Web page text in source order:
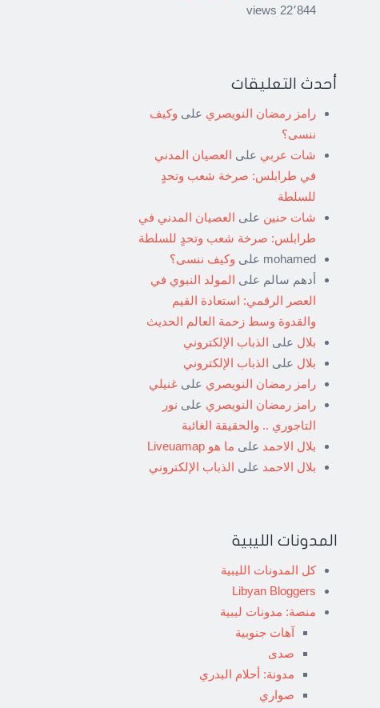
22٬844 views
أحدث التعليقات
رامز رمضان النويصري على وكيف
ننسى؟
شات عربي على العصيان المدني
في طرابلس: صرخة شعب وتحدٍ
للسلطة
شات حنين على العصيان المدني في
طرابلس: صرخة شعب وتحدٍ للسلطة
mohamed على وكيف ننسى؟
أدهم سالم على المولد النبوي في
العصر الرقمي: استعادة القيم
والقدوة وسط زحمة العالم الحديث
بلال على الذباب الإلكتروني
بلال على الذباب الإلكتروني
رامز رمضان النويصري على غنيلي
رامز رمضان النويصري على نور
التاجوري .. والحقيقة الغائبة
بلال الاحمد على ما هو Liveuamap
بلال الاحمد على الذباب الإلكتروني
المدونات الليبية
كل المدونات الليبية
Libyan Bloggers
منصة: مدونات ليبية
آهات جنوبية
صدى
مدونة: أحلام البدري
صواري